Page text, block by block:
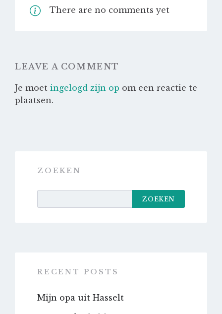
There are no comments yet
LEAVE A COMMENT
Je moet ingelogd zijn op om een reactie te
plaatsen.
ZOEKEN
ZOEKEN
RECENT POSTS
Mijn opa uit Hasselt